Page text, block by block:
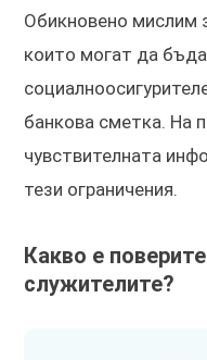
Обикновено мислим
които могат да
банкова сметка. На
чувствителната
тези ограничения.
Какво е
служителите?